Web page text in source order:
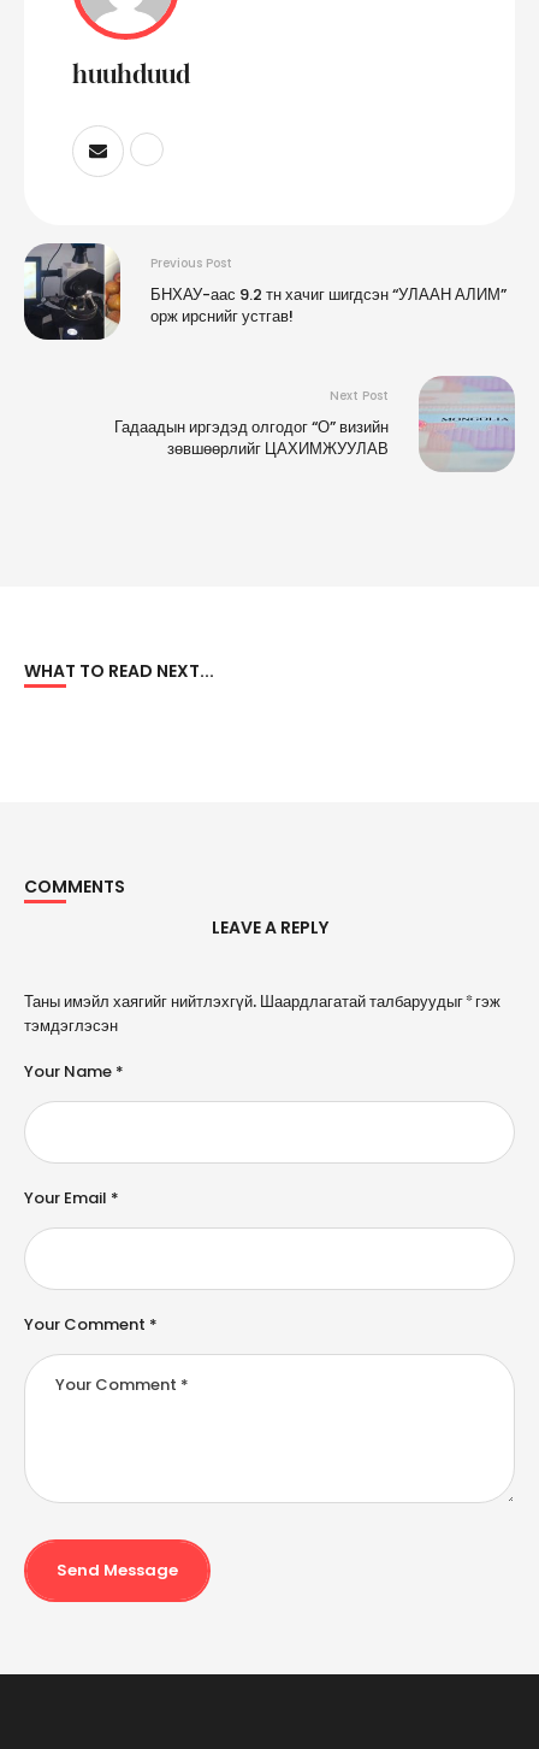
huuhduud
Previous Post
БНХАУ-аас 9.2 тн хачиг шигдсэн “УЛААН АЛИМ”
орж ирснийг устгав!
Next Post
Гадаадын иргэдэд олгодог “О” визийн
зөвшөөрлийг ЦАХИМЖУУЛАВ
WHAT TO READ NEXT...
COMMENTS
LEAVE A REPLY
Таны имэйл хаягийг нийтлэхгүй. Шаардлагатай талбаруудыг*гэж
тэмдэглэсэн
Your Comment *
Your Name *
Your Email *
Send Message
A
l
e
n
a
ti
e